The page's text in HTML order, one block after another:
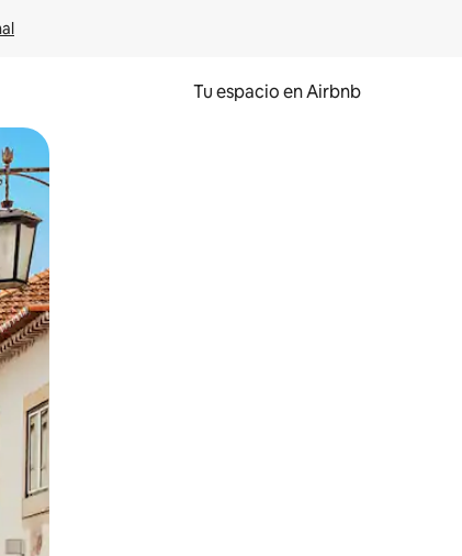
Tu espacio en Airbnb
y deslizando la pantalla.